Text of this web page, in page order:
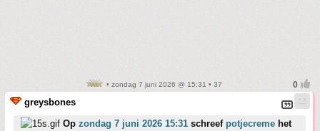
• zondag 7 juni 2026 @ 15:31 • 37
greysbones
Op zondag 7 juni 2026 15:31 schreef potjecreme het